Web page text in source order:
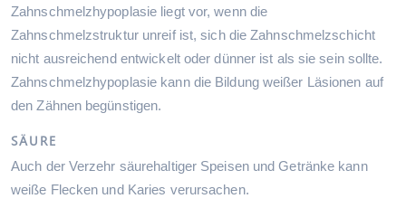
Zahnschmelzhypoplasie liegt vor, wenn die
Zahnschmelzstruktur unreif ist, sich die Zahnschmelzschicht
nicht ausreichend entwickelt oder dünner ist als sie sein sollte.
Zahnschmelzhypoplasie kann die Bildung weißer Läsionen auf
den Zähnen begünstigen.
SÄURE
Auch der Verzehr säurehaltiger Speisen und Getränke kann
weiße Flecken und Karies verursachen.